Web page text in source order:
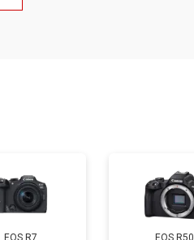
80 мин от 2300 ₽
EOS R7 EOS R50